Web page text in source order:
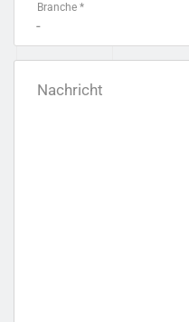
Branche *
-
Nachricht